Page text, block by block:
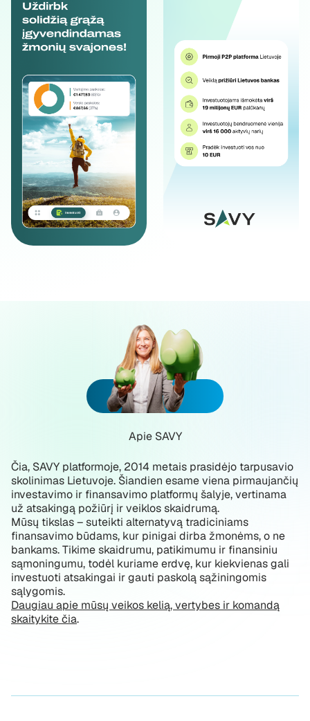
Apie SAVY
Čia, SAVY platformoje, 2014 metais prasidėjo tarpusavio
skolinimas Lietuvoje. Šiandien esame viena pirmaujančių
investavimo ir finansavimo platformų šalyje, vertinama
už atsakingą požiūrį ir veiklos skaidrumą.
Mūsų tikslas – suteikti alternatyvą tradiciniams
finansavimo būdams, kur pinigai dirba žmonėms, o ne
bankams. Tikime skaidrumu, patikimumu ir finansiniu
sąmoningumu, todėl kuriame erdvę, kur kiekvienas gali
investuoti atsakingai ir gauti paskolą sąžiningomis
sąlygomis.
Daugiau apie mūsų veikos kelią, vertybes ir komandą
skaitykite čia.